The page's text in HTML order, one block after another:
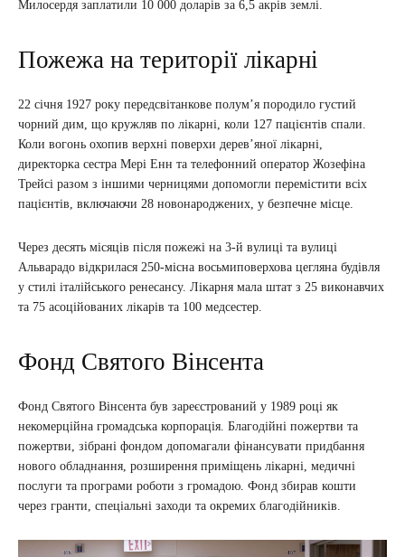
Милосердя заплатили 10 000 доларів за 6,5 акрів землі.
Пожежа на території лікарні
22 січня 1927 року передсвітанкове полумʼя породило густий
чорний дим, що кружляв по лікарні, коли 127 пацієнтів спали.
Коли вогонь охопив верхні поверхи деревʼяної лікарні,
директорка сестра Мері Енн та телефонний оператор Жозефіна
Трейсі разом з іншими черницями допомогли перемістити всіх
пацієнтів, включаючи 28 новонароджених, у безпечне місце.
Через десять місяців після пожежі на 3-й вулиці та вулиці
Альварадо відкрилася 250-місна восьмиповерхова цегляна будівля
у стилі італійського ренесансу. Лікарня мала штат з 25 виконавчих
та 75 асоційованих лікарів та 100 медсестер.
Фонд Святого Вінсента
Фонд Святого Вінсента був зареєстрований у 1989 році як
некомерційна громадська корпорація. Благодійні пожертви та
пожертви, зібрані фондом допомагали фінансувати придбання
нового обладнання, розширення приміщень лікарні, медичні
послуги та програми роботи з громадою. Фонд збирав кошти
через гранти, спеціальні заходи та окремих благодійників.